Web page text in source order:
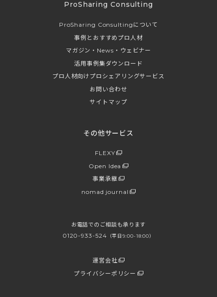
ProSharing Consulting
ProSharing Consultingについて
事例とおすすめプロ人材
マガジン・News・ウェビナー
活用事例集ダウンロード
プロ人材向けプロシェアリングサービス
お問い合わせ
サイトマップ
その他サービス
FLEXY
Open Idea
事業承継
nomad journal
お電話でのご相談も承ります
0120-933-524 （平日9:00-18:00）
運営会社
プライバシーポリシー